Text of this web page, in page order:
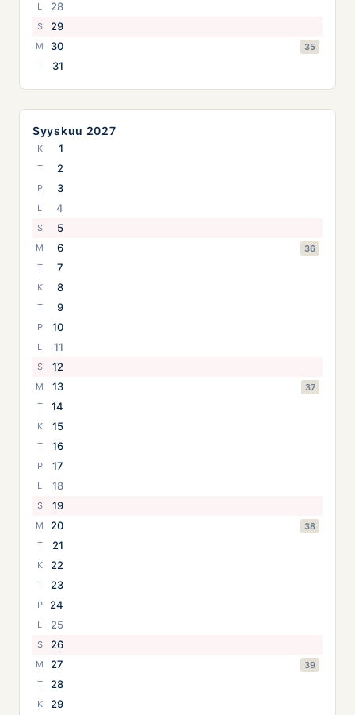
L 28
S 29
M 30
35
T
31
Syyskuu 2027
K 1
T 2
P 3
L 4
S 5
M 6
36
T
7
K 8
T 9
P 10
L 11
S 12
M 13
37
T
14
K 15
T 16
P 17
L 18
S 19
M 20
38
T
21
K 22
T 23
P 24
L 25
S 26
M 27
39
T
28
K 29